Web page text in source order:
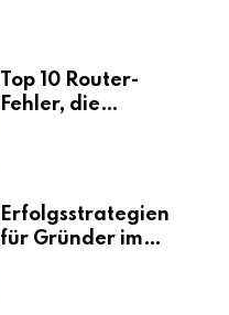
Top 10 Router-
Fehler, die
Erfolgsstrategien
für Gründer im